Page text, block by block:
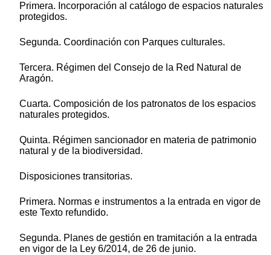
Primera. Incorporación al catálogo de espacios naturales
protegidos.
Segunda. Coordinación con Parques culturales.
Tercera. Régimen del Consejo de la Red Natural de
Aragón.
Cuarta. Composición de los patronatos de los espacios
naturales protegidos.
Quinta. Régimen sancionador en materia de patrimonio
natural y de la biodiversidad.
Disposiciones transitorias.
Primera. Normas e instrumentos a la entrada en vigor de
este Texto refundido.
Segunda. Planes de gestión en tramitación a la entrada
en vigor de la Ley 6/2014, de 26 de junio.